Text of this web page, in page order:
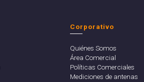
Corporativo
Quiénes Somos
Área Comercial
Políticas Comerciales
Mediciones de antenas